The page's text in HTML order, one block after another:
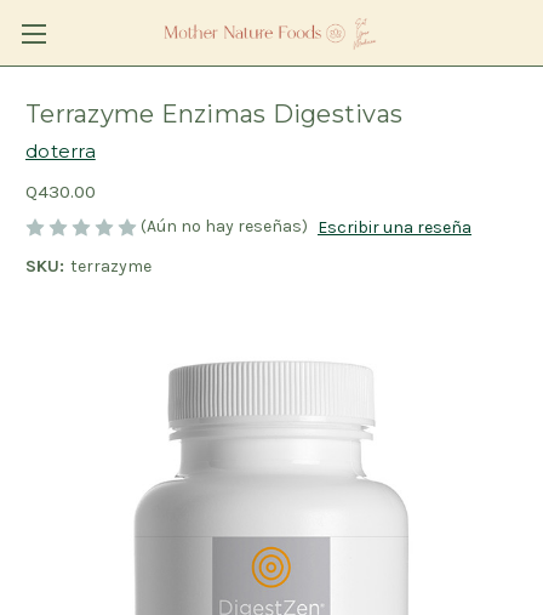
Terrazyme Enzimas Digestivas
doterra
Q430.00
(Aún no hay reseñas) Escribir una reseña
SKU: terrazyme